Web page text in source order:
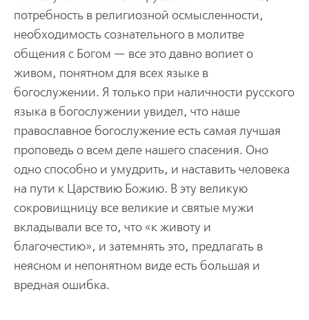
потребность в религиозной осмысленности,
необходимость сознательного в молитве
общения с Богом — все это давно вопиет о
живом, понятном для всех языке в
богослужении. Я только при наличности русского
языка в богослужении увидел, что наше
православное богослужение есть самая лучшая
проповедь о всем деле нашего спасения. Оно
одно способно и умудрить, и наставить человека
на пути к Царствию Божию. В эту великую
сокровищницу все великие и святые мужи
вкладывали все то, что «к животу и
благочестию», и затемнять это, предлагать в
неясном и непонятном виде есть большая и
вредная ошибка.